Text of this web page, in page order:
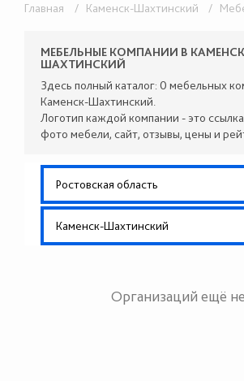
Главная / Каменск-Шахтинский / Мебель
МЕБЕЛЬНЫЕ КОМПАНИИ В
ШАХТИНСКИЙ
Здесь полный каталог: 0 мебельных
Каменск-Шахтинский.
Логотип каждой компании - это ссылка
фото мебели, сайт, отзывы, цены и
Ростовская область
Каменск-Шахтинский
Организаций ещё